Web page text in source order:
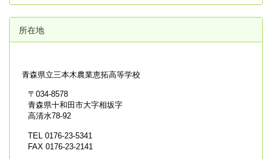
所在地
青森県立三本木農業恵拓高等学校
〒034-8578
青森県十和田市大字相坂字
高清水78-92
TEL 0176-23-5341
FAX 0176-23-2141